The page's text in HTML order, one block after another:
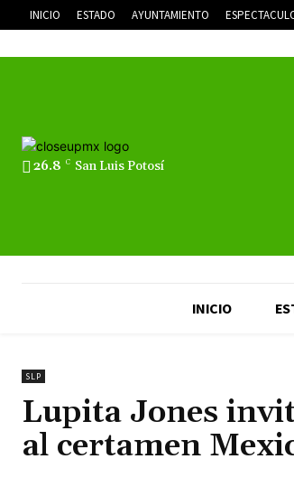
INICIO ESTADO AYUNTAMIENTO
26.8 C San Luis Potosí
INICIO
SLP
Lupita Jones
al certamen